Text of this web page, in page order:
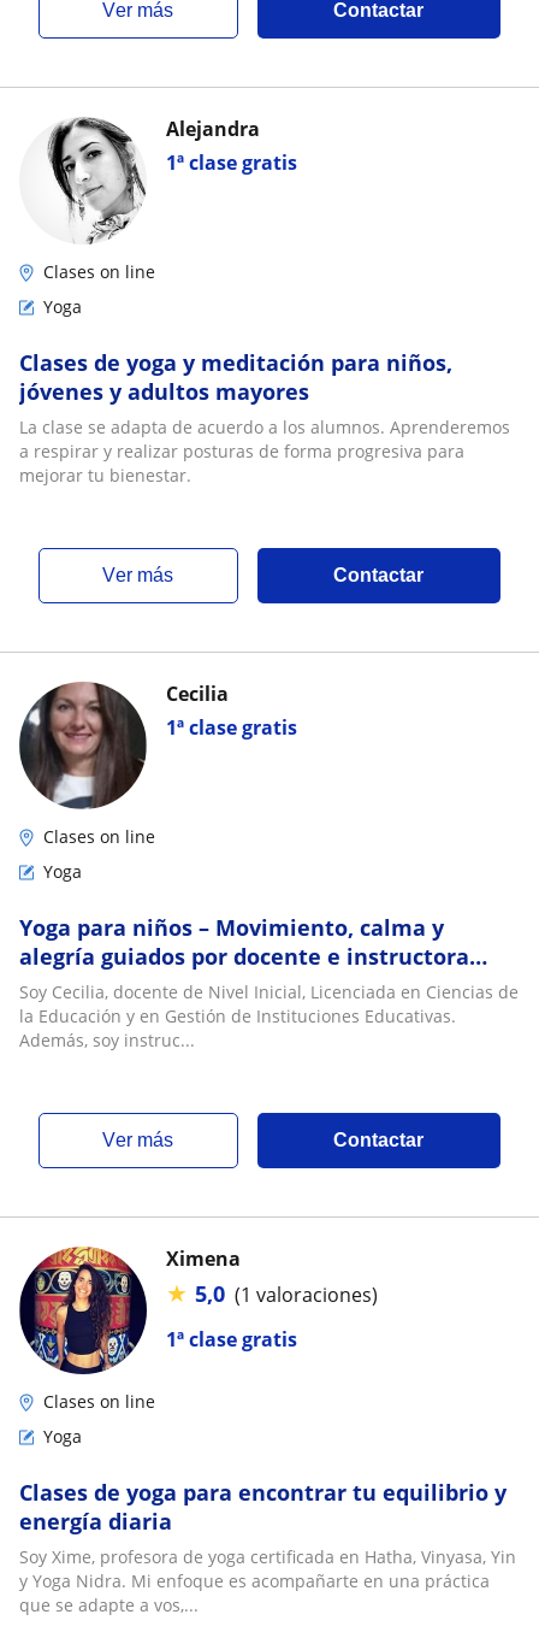
ver más Contactar
1ª clase gratis
Alejandra
Clases on line
Yoga
Clases de yoga y meditación para niños,
jóvenes y adultos mayores
La clase se adapta de acuerdo a los alumnos. Aprenderemos
a respirar y realizar posturas de forma progresiva para
mejorar tu bienestar.
ver más Contactar
1ª clase gratis
Cecilia
Clases on line
Yoga
Yoga para niños – Movimiento, calma y
alegría guiados por docente e instructora
certificada
Soy Cecilia, docente de Nivel Inicial, Licenciada en Ciencias de
la Educación y en Gestión de Instituciones Educativas.
Además, soy instruc...
ver más Contactar
1ª clase gratis
Ximena
★ 5,0 (1 valoraciones)
Clases on line
Yoga
Clases de yoga para encontrar tu equilibrio y
energía diaria
Soy Xime, profesora de yoga certificada en Hatha, Vinyasa, Yin
y Yoga Nidra. Mi enfoque es acompañarte en una práctica
que se adapte a vos,...